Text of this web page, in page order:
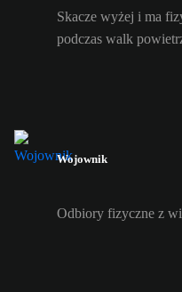
Skacze wyżej i ma
podczas walk
Wojownik
Odbiory fizyczne z